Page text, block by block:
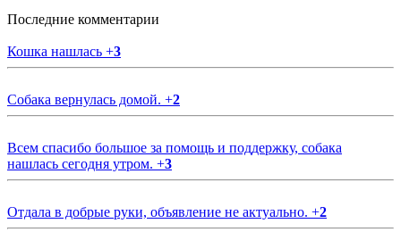
Последние комментарии
Кошка нашлась +3
Собака вернулась домой. +2
Всем спасибо большое за помощь и поддержку, собака
нашлась сегодня утром. +3
Отдала в добрые руки, объявление не актуально. +2